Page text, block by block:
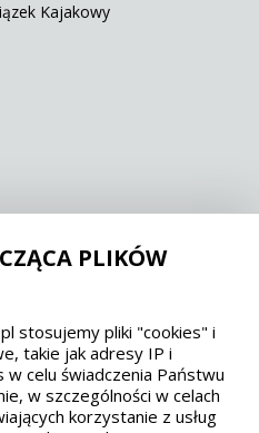
Kajakowy
oraz W3C
508 EAA/EN 301549
5568
PLIKÓW
stosujemy pliki "cookies" i
takie jak adresy IP i
celu świadczenia Państwu
w szczególności w celach
korzystanie z usług